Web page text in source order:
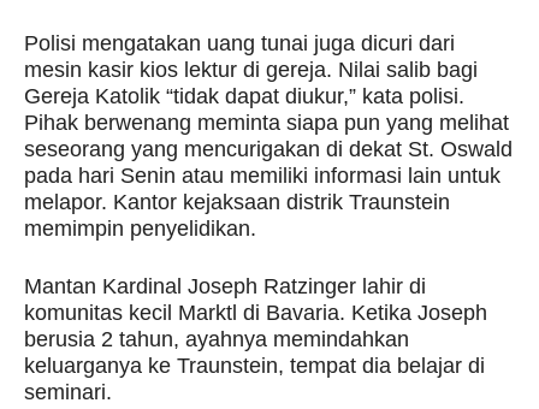
Polisi mengatakan uang tunai juga dicuri dari
mesin kasir kios lektur di gereja. Nilai salib bagi
Gereja Katolik “tidak dapat diukur,” kata polisi.
Pihak berwenang meminta siapa pun yang melihat
seseorang yang mencurigakan di dekat St. Oswald
pada hari Senin atau memiliki informasi lain untuk
melapor. Kantor kejaksaan distrik Traunstein
memimpin penyelidikan.
Mantan Kardinal Joseph Ratzinger lahir di
komunitas kecil Marktl di Bavaria. Ketika Joseph
berusia 2 tahun, ayahnya memindahkan
keluarganya ke Traunstein, tempat dia belajar di
seminari.